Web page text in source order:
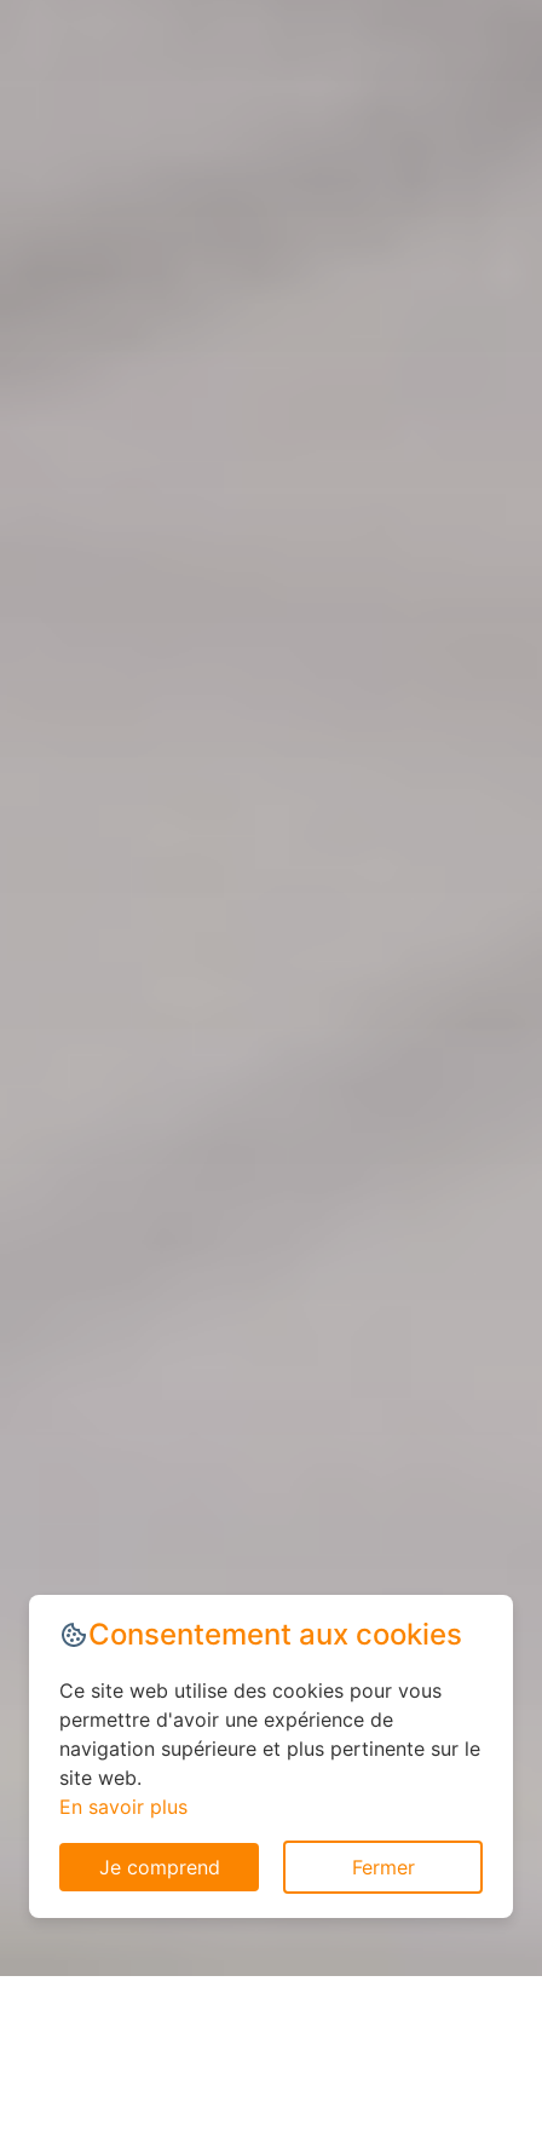
Consentement aux cookies
Ce site web utilise des cookies pour vous
permettre d'avoir une expérience de
navigation supérieure et plus pertinente sur le
site web.
En savoir plus
Je comprend Fermer